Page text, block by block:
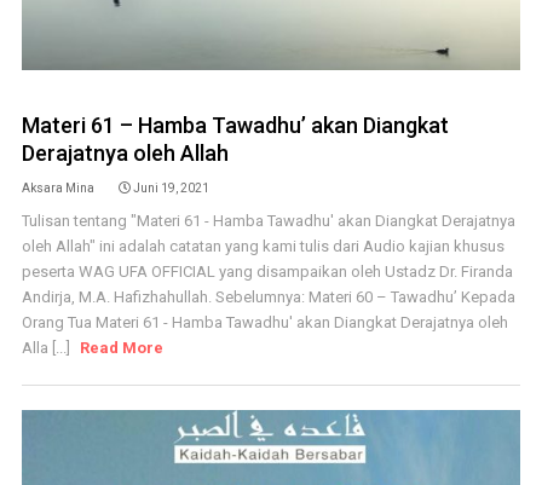
Materi 61 – Hamba Tawadhu’ akan Diangkat
Derajatnya oleh Allah
Aksara Mina Juni 19, 2021
Tulisan tentang "Materi 61 - Hamba Tawadhu' akan Diangkat Derajatnya
oleh Allah" ini adalah catatan yang kami tulis dari Audio kajian khusus
peserta WAG UFA OFFICIAL yang disampaikan oleh Ustadz Dr. Firanda
Andirja, M.A. Hafizhahullah. Sebelumnya: Materi 60 – Tawadhu’ Kepada
Orang Tua Materi 61 - Hamba Tawadhu' akan Diangkat Derajatnya oleh
Alla [...]
Read More